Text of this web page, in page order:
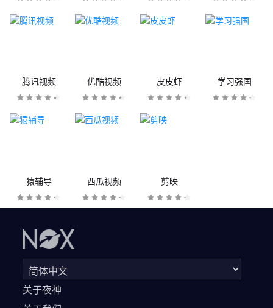
腾讯视频 优酷视频 皮皮虾 学习强国
猿辅导 西瓜视频 剪映
关于夜神